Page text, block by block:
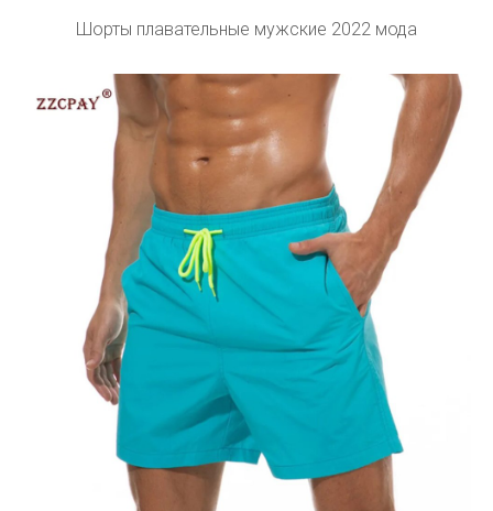
Шорты плавательные мужские 2022 мода